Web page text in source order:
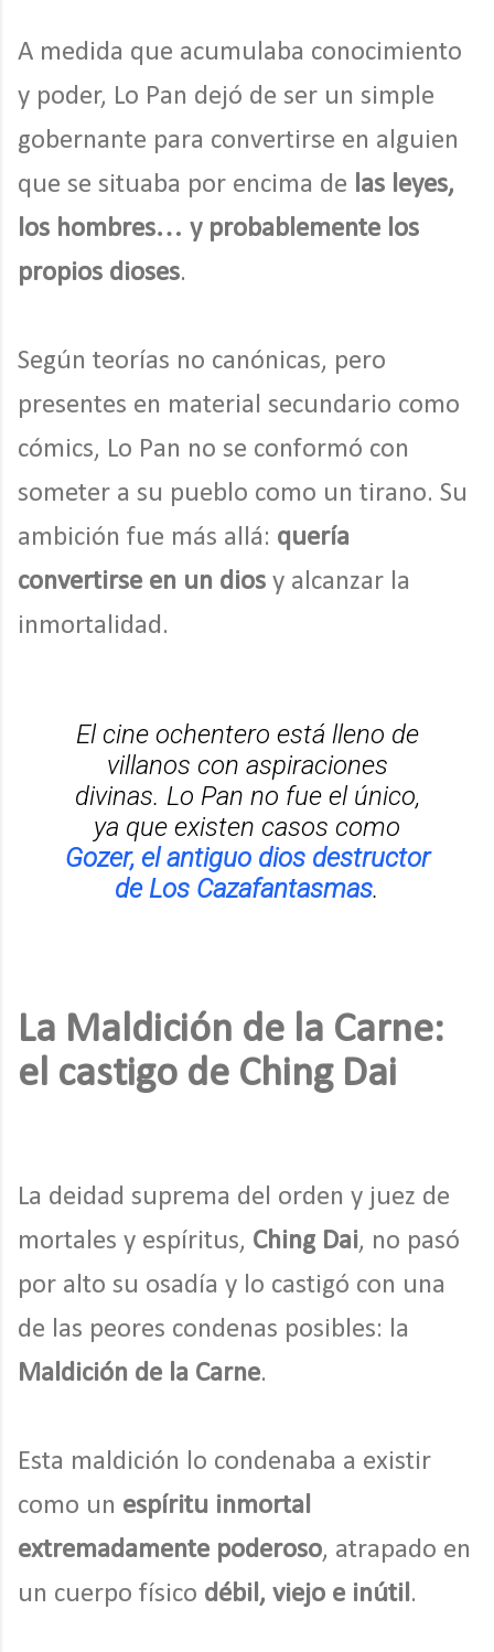
A medida que acumulaba conocimiento
y poder, Lo Pan dejó de ser un simple
gobernante para convertirse en alguien
que se situaba por encima de las leyes,
los hombres… y probablemente los
propios dioses.
Según teorías no canónicas, pero
presentes en material secundario como
cómics, Lo Pan no se conformó con
someter a su pueblo como un tirano. Su
ambición fue más allá: quería
convertirse en un dios y alcanzar la
inmortalidad.
El cine ochentero está lleno de
villanos con aspiraciones
divinas. Lo Pan no fue el único,
ya que existen casos como
Gozer, el antiguo dios destructor
de Los Cazafantasmas.
La Maldición de la Carne:
el castigo de Ching Dai
La deidad suprema del orden y juez de
mortales y espíritus, Ching Dai, no pasó
por alto su osadía y lo castigó con una
de las peores condenas posibles: la
Maldición de la Carne.
Esta maldición lo condenaba a existir
como un espíritu inmortal
extremadamente poderoso, atrapado en
un cuerpo físico débil, viejo e inútil.